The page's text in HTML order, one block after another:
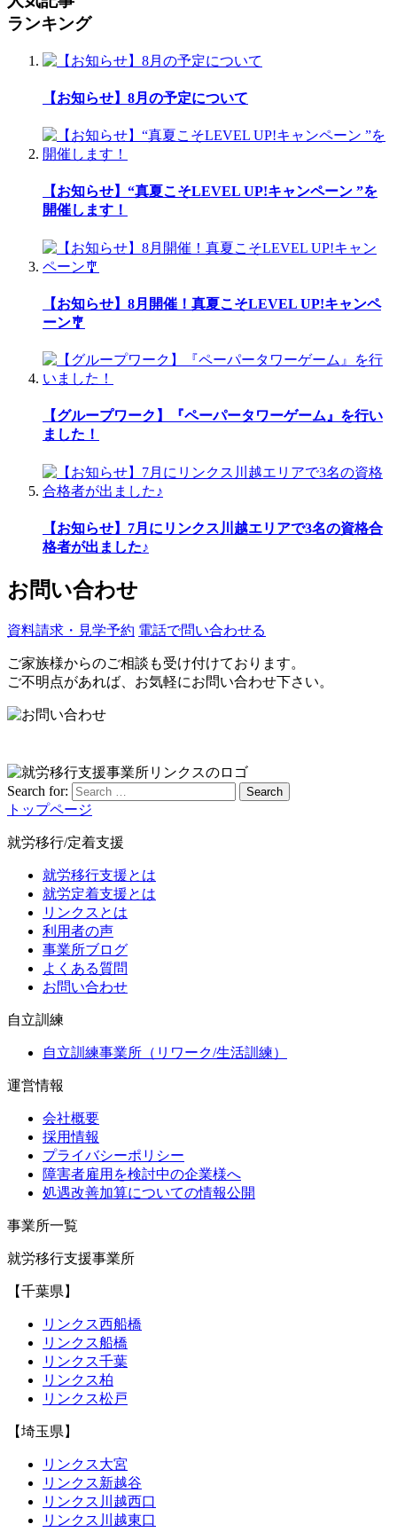
ランキング
【お知らせ】8月の予定について
【お知らせ】“真夏こそLEVEL UP!キャンペーン ”を
開催します！
【お知らせ】8月開催！真夏こそLEVEL UP!キャンペ
ーン🎐
【グループワーク】『ペーパータワーゲーム』を行い
ました！
【お知らせ】7月にリンクス川越エリアで3名の資格合
格者が出ました♪
お問い合わせ
資料請求・見学予約 電話で問い合わせる
ご家族様からのご相談も受け付けております。
ご不明点があれば、お気軽にお問い合わせ下さい。
Search for: Search
トップページ
就労移行/定着支援
就労移行支援とは
就労定着支援とは
リンクスとは
利用者の声
事業所ブログ
よくある質問
お問い合わせ
自立訓練
自立訓練事業所（リワーク/生活訓練）
運営情報
会社概要
採用情報
プライバシーポリシー
障害者雇用を検討中の企業様へ
処遇改善加算についての情報公開
事業所一覧
就労移行支援事業所
【千葉県】
リンクス西船橋
リンクス船橋
リンクス千葉
リンクス柏
リンクス松戸
【埼玉県】
リンクス大宮
リンクス新越谷
リンクス川越西口
リンクス川越東口